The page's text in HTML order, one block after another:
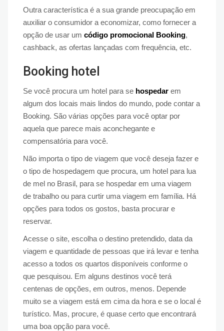
Outra característica é a sua grande preocupação em
auxiliar o consumidor a economizar, como fornecer a
opção de usar um código promocional Booking,
cashback, as ofertas lançadas com frequência, etc.
Booking hotel
Se você procura um hotel para se hospedar em
algum dos locais mais lindos do mundo, pode contar a
Booking. São várias opções para você optar por
aquela que parece mais aconchegante e
compensatória para você.
Não importa o tipo de viagem que você deseja fazer e
o tipo de hospedagem que procura, um hotel para lua
de mel no Brasil, para se hospedar em uma viagem
de trabalho ou para curtir uma viagem em família. Há
opções para todos os gostos, basta procurar e
reservar.
Acesse o site, escolha o destino pretendido, data da
viagem e quantidade de pessoas que irá levar e tenha
acesso a todos os quartos disponíveis conforme o
que pesquisou. Em alguns destinos você terá
centenas de opções, em outros, menos. Depende
muito se a viagem está em cima da hora e se o local é
turístico. Mas, procure, é quase certo que encontrará
uma boa opção para você.